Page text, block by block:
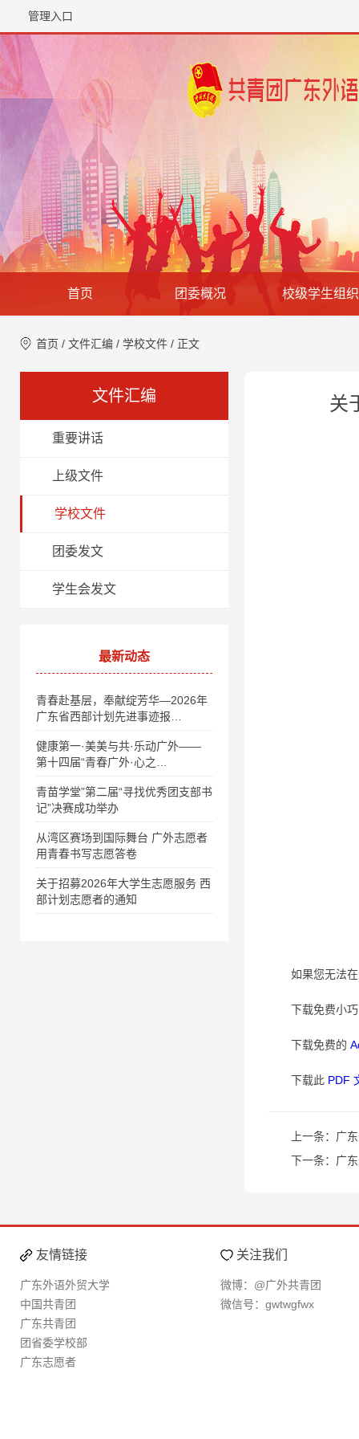
管理入口
首页 团委概况 校级学生组织
首页 / 文件汇编 / 学校文件 / 正文
文件汇编
重要讲话
上级文件
学校文件
团委发文
学生会发文
最新动态
青春赴基层，奉献绽芳华—2026年
广东省西部计划先进事迹报…
健康第一·美美与共·乐动广外——
第十四届“青春广外·心之…
青苗学堂”第二届“寻找优秀团支部书
记”决赛成功举办
从湾区赛场到国际舞台 广外志愿者
用青春书写志愿答卷
关于招募2026年大学生志愿服务 西
部计划志愿者的通知
关
如果您无法
下载免费小
下载免费的
下载此 PDF
上一条： 广
下一条： 广
友情链接
广东外语外贸大学
中国共青团
广东共青团
团省委学校部
广东志愿者
关注我们
微博：@广外共青团
微信号：gwtwgfwx